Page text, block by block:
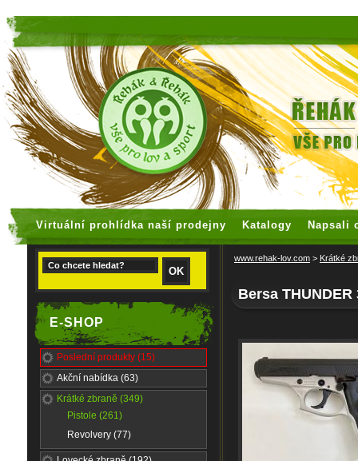
Virtuální prohlídka naší prodejny Katalogy Napsali
E-SHOP
Poslední produkty (15)
Akční nabídka (63)
Krátké zbraně (349)
Pistole (261)
Revolvery (77)
www.rehak-lov.com > Krátké
Bersa THUNDER